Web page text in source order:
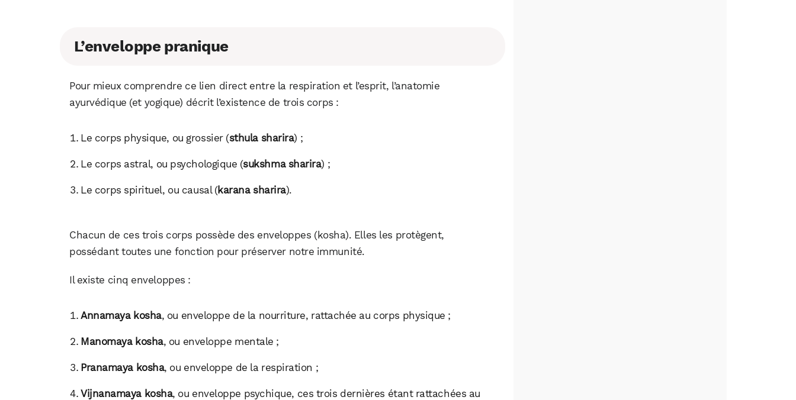
L’enveloppe pranique
Pour mieux comprendre ce lien direct entre la respiration et l’esprit, l’anatomie
ayurvédique (et yogique) décrit l’existence de trois corps :
Le corps physique, ou grossier (sthula sharira) ;
Le corps astral, ou psychologique (sukshma sharira) ;
Le corps spirituel, ou causal (karana sharira).
Chacun de ces trois corps possède des enveloppes (kosha). Elles les protègent,
possédant toutes une fonction pour préserver notre immunité.
Il existe cinq enveloppes :
Annamaya kosha, ou enveloppe de la nourriture, rattachée au corps physique ;
Manomaya kosha, ou enveloppe mentale ;
Pranamaya kosha, ou enveloppe de la respiration ;
Vijnanamaya kosha, ou enveloppe psychique, ces trois dernières étant rattachées au
WhatsApp